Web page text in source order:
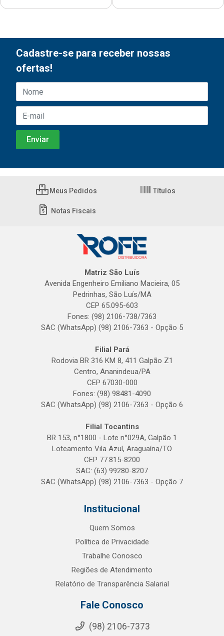
Cadastre-se para receber nossas
ofertas!
Meus Pedidos Títulos
Notas Fiscais
Matriz São Luís
Avenida Engenheiro Emiliano Macieira, 05
Pedrinhas, São Luís/MA
CEP 65.095-603
Fones: (98) 2106-738/7363
SAC (WhatsApp) (98) 2106-7363 - Opção 5
Filial Pará
Rodovia BR 316 KM 8, 411 Galpão Z1
Centro, Ananindeua/PA
CEP 67030-000
Fones: (98) 98481-4090
SAC (WhatsApp) (98) 2106-7363 - Opção 6
Filial Tocantins
BR 153, n°1800 - Lote n°029A, Galpão 1
Loteamento Vila Azul, Araguaína/TO
CEP 77.815-8200
SAC: (63) 99280-8207
SAC (WhatsApp) (98) 2106-7363 - Opção 7
Institucional
Quem Somos
Política de Privacidade
Trabalhe Conosco
Regiões de Atendimento
Relatório de Transparência Salarial
Fale Conosco
(98) 2106-7373